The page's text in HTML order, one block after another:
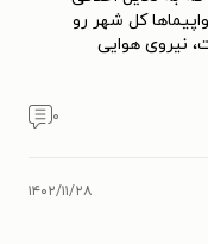
کل شهر رو
نیروی هوایی
۰
۱۴۰۲/۱۱/۲۸